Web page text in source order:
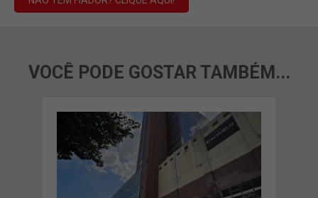
VOCÊ PODE GOSTAR TAMBÉM...